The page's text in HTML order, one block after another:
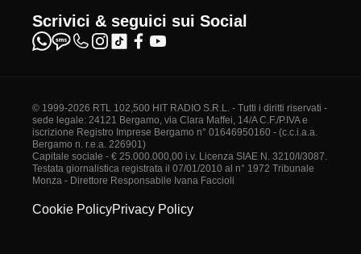
Scrivici & seguici sui Social
© 1999-2026 RTL 102,500 HIT RADIO S.R.L. - Tutti i diritti riservati -
sede legale: 24121 Bergamo, via Clara Maffei, 14/A C.F./P.IVA e
iscrizione Registro Imprese Bergamo n° 01646950160 - (c.c.i.a.a.
Bergamo n. r.e.a. 226901)
Capitale sociale - € 25.000.000,00 i.v. Licenza SIAE N. 3210/I/3087.
Testata giornalistica registrata il 07/01/2010 al n° 1972 Tribunale
Monza - Direttore Responsabile Ivana Faccioli
Cookie PolicyPrivacy Policy